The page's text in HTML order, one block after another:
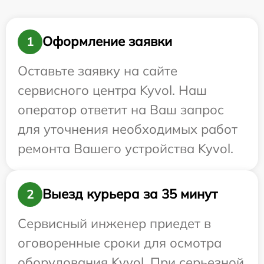
1
Оформление заявки
Оставьте заявку на сайте
сервисного центра Kyvol. Наш
оператор ответит на Ваш запрос
для уточнения необходимых работ
ремонта Вашего устройства Kyvol.
2
Выезд курьера за 35 минут
Сервисный инженер приедет в
оговоренные сроки для осмотра